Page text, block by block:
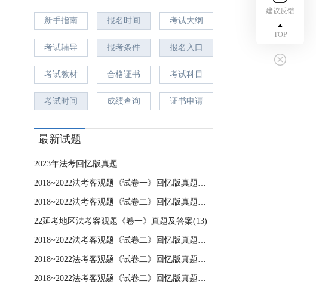
新手指南 报名时间 考试大纲
考试辅导 报考条件 报名入口
考试教材 合格证书 考试科目
考试时间 成绩查询 证书申请
最新试题
2023年法考回忆版真题
2018~2022法考客观题《试卷一》回忆版真题及答案（37)
2018~2022法考客观题《试卷二》回忆版真题及答案（19）
22延考地区法考客观题《卷一》真题及答案(13)
2018~2022法考客观题《试卷二》回忆版真题及答案(8)
2018~2022法考客观题《试卷二》回忆版真题及答案(9)
2018~2022法考客观题《试卷二》回忆版真题及答案(6)
建议反馈
TOP